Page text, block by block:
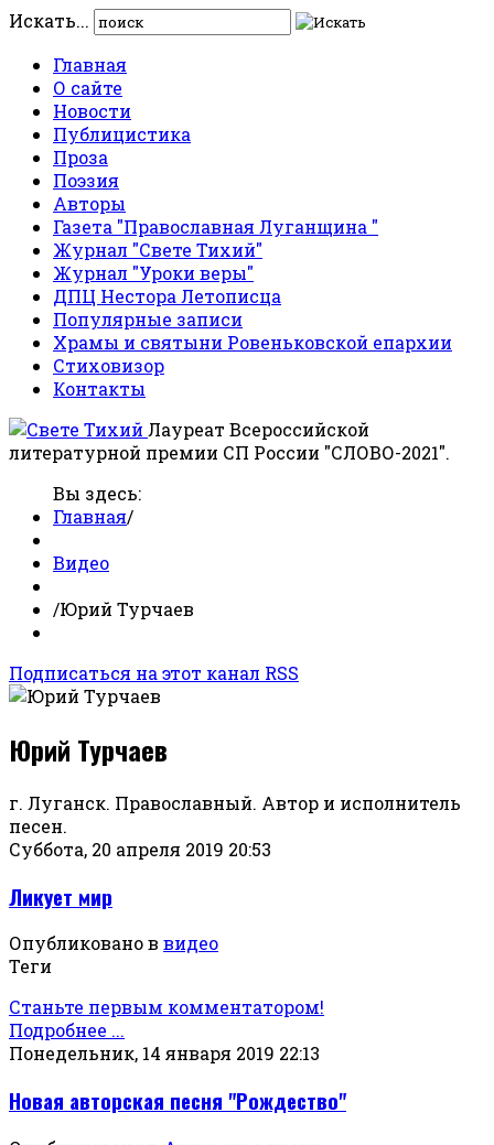
Искать...
Главная
О сайте
Новости
Публицистика
Проза
Поэзия
Авторы
Газета "Православная Луганщина "
Журнал "Свете Тихий"
Журнал "Уроки веры"
ДПЦ Нестора Летописца
Популярные записи
Храмы и святыни Ровеньковской епархии
Стиховизор
Контакты
Лауреат Всероссийской
литературной премии СП России "СЛОВО-2021".
Вы здесь:
Главная/
Видео
/Юрий Турчаев
Подписаться на этот канал RSS
Юрий Турчаев
г. Луганск. Православный. Автор и исполнитель
песен.
Суббота, 20 апреля 2019 20:53
Ликует мир
Опубликовано в видео
Теги
Станьте первым комментатором!
Подробнее ...
Понедельник, 14 января 2019 22:13
Новая авторская песня "Рождество"